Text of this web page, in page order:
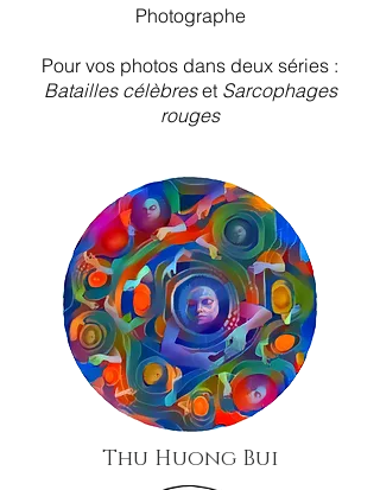
Photographe
Pour vos photos dans deux séries :
Batailles célèbreset Sarcophages
rouges
Thu Huong Bui